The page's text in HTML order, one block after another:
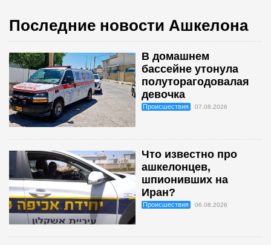
Последние новости Ашкелона
В домашнем
бассейне утонула
полуторагодовалая
девочка
Происшествия 07.08.2026
Что известно про
ашкелонцев,
шпионивших на
Иран?
Происшествия 06.08.2026